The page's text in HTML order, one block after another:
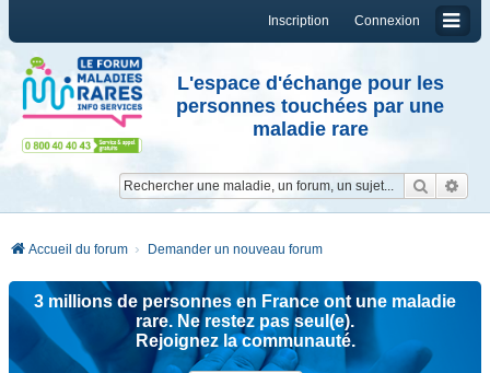
Connexion
Inscription
L'espace d'échange pour les
personnes touchées par une
maladie rare
Accueil du forum Demander un nouveau forum
3 millions de personnes en France ont une maladie
rare. Ne restez pas seul(e).
Rejoignez la communauté.